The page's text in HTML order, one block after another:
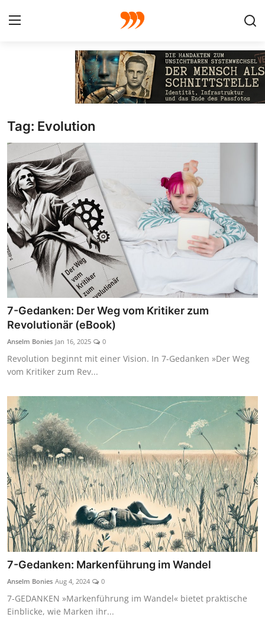
Galerie
GRAFIK
Redaktion
Beiträge
Vorproduktion
Tag: Evolution
7-Gedanken: Der Weg vom Kritiker zum
Revolutionär (eBook)
Anselm Bonies Jan 16, 2025 0
Revolution beginnt mit einer Vision. In 7-Gedanken »Der Weg
vom Kritiker zum Rev...
7-Gedanken: Markenführung im Wandel
Anselm Bonies Aug 4, 2024 0
7-GEDANKEN »Markenführung im Wandel« bietet praktische
Einblicke, wie Marken ihr...